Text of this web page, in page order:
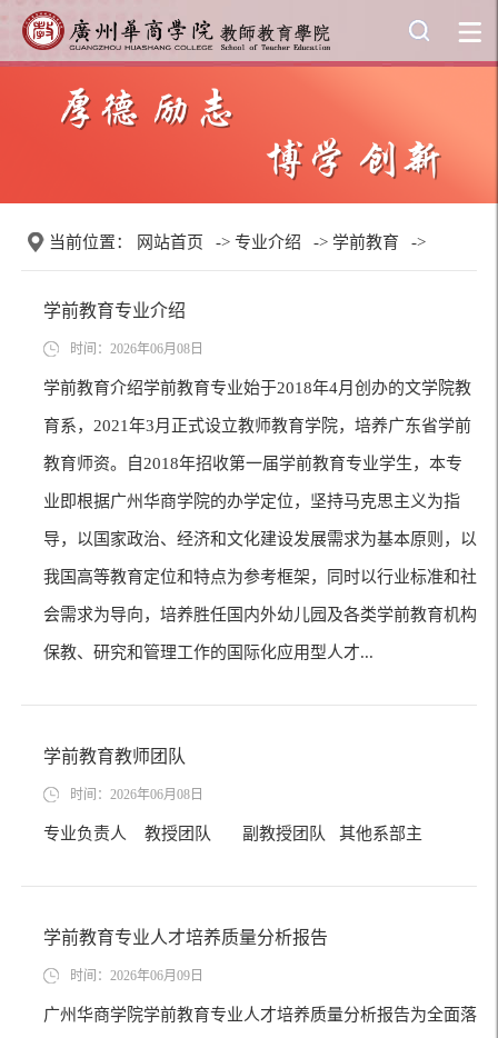
当前位置： 网站首页 -> 专业介绍 -> 学前教育 ->
学前教育专业介绍
时间：2026年06月08日
学前教育介绍学前教育专业始于2018年4月创办的文学院教
育系，2021年3月正式设立教师教育学院，培养广东省学前
教育师资。自2018年招收第一届学前教育专业学生，本专
业即根据广州华商学院的办学定位，坚持马克思主义为指
导，以国家政治、经济和文化建设发展需求为基本原则，以
我国高等教育定位和特点为参考框架，同时以行业标准和社
会需求为导向，培养胜任国内外幼儿园及各类学前教育机构
保教、研究和管理工作的国际化应用型人才...
学前教育教师团队
时间：2026年06月08日
专业负责人 教授团队 副教授团队 其他系部主
学前教育专业人才培养质量分析报告
时间：2026年06月09日
广州华商学院学前教育专业人才培养质量分析报告为全面落